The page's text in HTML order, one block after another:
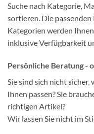
Suche nach Kategorie,
sortieren. Die passenden
Kategorien werden
inklusive Verfügbarkeit
Persönliche Beratung -
Sie sind sich nicht
Ihnen passen? Sie
richtigen Artikel?
Wir lassen Sie nicht im